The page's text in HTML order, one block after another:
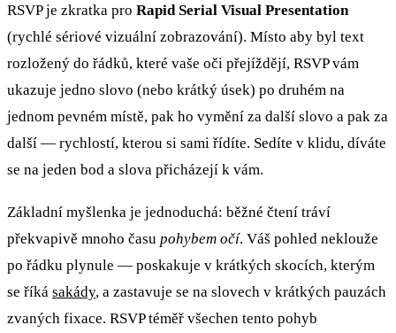
RSVP je zkratka pro Rapid Serial Visual Presentation
(rychlé sériové vizuální zobrazování). Místo aby byl text
rozložený do řádků, které vaše oči přejíždějí, RSVP vám
ukazuje jedno slovo (nebo krátký úsek) po druhém na
jednom pevném místě, pak ho vymění za další slovo a pak za
další — rychlostí, kterou si sami řídíte. Sedíte v klidu, díváte
se na jeden bod a slova přicházejí k vám.
Základní myšlenka je jednoduchá: běžné čtení tráví
překvapivě mnoho času pohybem očí. Váš pohled neklouže
po řádku plynule — poskakuje v krátkých skocích, kterým
se říká sakády, a zastavuje se na slovech v krátkých pauzách
zvaných fixace. RSVP téměř všechen tento pohyb